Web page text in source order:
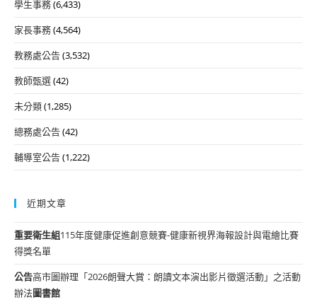
章
學生事務(6,433)
家長事務(4,564)
教務處公告(3,532)
教師甄選(42)
未分類(1,285)
總務處公告(42)
輔導室公告(1,222)
近期文章
重要衛生組115年度健康促進創意競賽-健康新視界海報設計與電繪比賽
得獎名單
公告高市圖辦理「2026朗聲大賞：朗讀文本演出影片徵選活動」之活動
辦法圖書館